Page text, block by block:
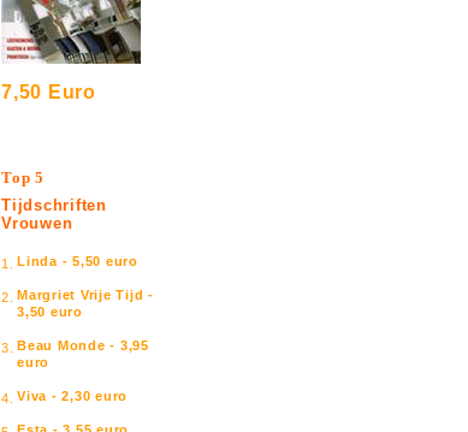
7,50 Euro
Top 5
Tijdschriften
Vrouwen
1. Linda - 5,50 euro
2. Margriet Vrije Tijd -
3,50 euro
3. Beau Monde - 3,95
euro
4. Viva - 2,30 euro